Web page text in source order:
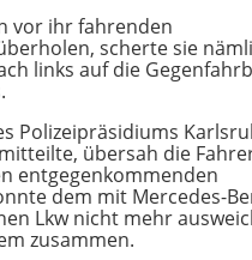
vor ihr fahrenden
scherte sie
links auf die
Polizeipräsidiums
übersah die
entgegenkommenden
dem mit Mercedes-
Lkw nicht mehr
zusammen.